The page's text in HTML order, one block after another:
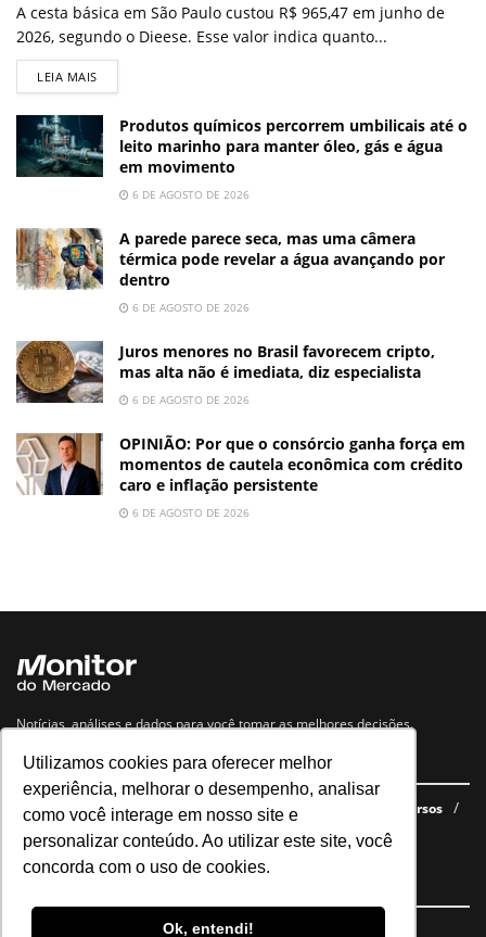
Utilizamos cookies para oferecer melhor
experiência, melhorar o desempenho, analisar
como você interage em nosso site e
personalizar conteúdo. Ao utilizar este site, você
concorda com o uso de cookies.
Ok, entendi!
A cesta básica em São Paulo custou R$ 965,47 em junho de
2026, segundo o Dieese. Esse valor indica quanto...
LEIA MAIS
Produtos químicos percorrem umbilicais até o
leito marinho para manter óleo, gás e água
em movimento
6 DE AGOSTO DE 2026
A parede parece seca, mas uma câmera
térmica pode revelar a água avançando por
dentro
6 DE AGOSTO DE 2026
Juros menores no Brasil favorecem cripto,
mas alta não é imediata, diz especialista
6 DE AGOSTO DE 2026
OPINIÃO: Por que o consórcio ganha força em
momentos de cautela econômica com crédito
caro e inflação persistente
6 DE AGOSTO DE 2026
Notícias, análises e dados para você tomar as melhores decisões.
Navegue no site
Últimas notícias Quem somos E-books gratuitos
Cursos
Política de privacidade